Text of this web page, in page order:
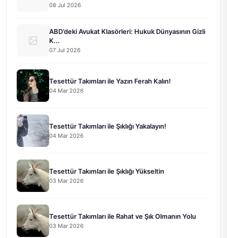
08 Jul 2026
ABD’deki Avukat Klasörleri: Hukuk Dünyasının Gizli
K...
07 Jul 2026
Tesettür Takımları ile Yazın Ferah Kalın!
04 Mar 2026
Tesettür Takımları ile Şıklığı Yakalayın!
04 Mar 2026
Tesettür Takımları ile Şıklığı Yükseltin
03 Mar 2026
Tesettür Takımları ile Rahat ve Şık Olmanın Yolu
03 Mar 2026